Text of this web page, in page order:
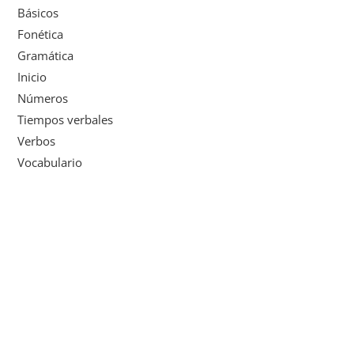
Básicos
Fonética
Gramática
Inicio
Números
Tiempos verbales
Verbos
Vocabulario